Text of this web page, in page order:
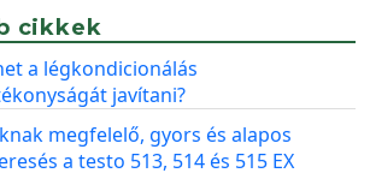
cikkek
a légkondicionálás
javítani?
megfelelő, gyors és alapos
a testo 513, 514 és 515 EX